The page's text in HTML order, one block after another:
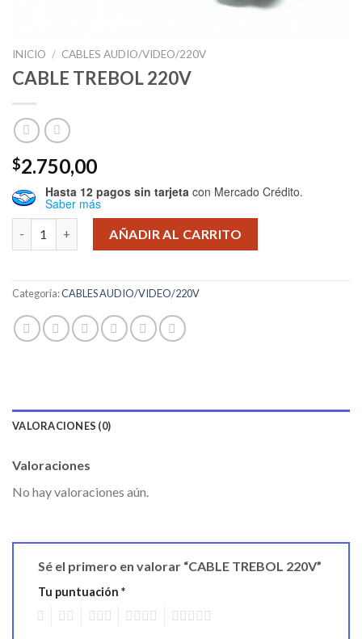
INICIO / CABLES AUDIO/VIDEO/220V
CABLE TREBOL 220V
$2.750,00
Hasta 12 pagos sin tarjeta con Mercado Crédito.
Saber más
CABLE TREBOL 220V cantidadAÑADIR AL CARRITO
Categoría:CABLES AUDIO/VIDEO/220V
VALORACIONES (0)
Valoraciones
No hay valoraciones aún.
Sé el primero en valorar “CABLE TREBOL 220V”
Tu puntuación *